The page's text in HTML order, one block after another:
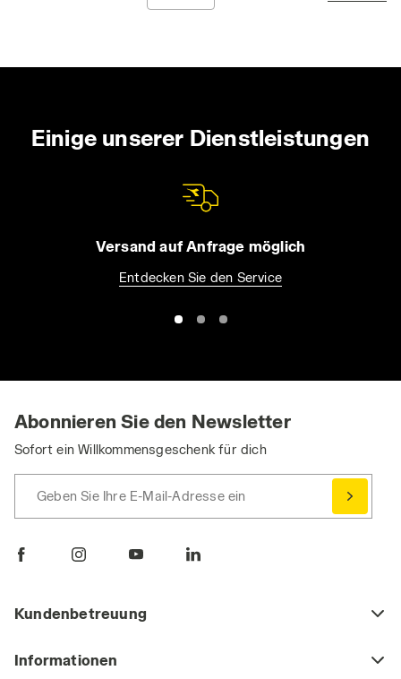
Einige unserer Dienstleistungen
Versand auf Anfrage möglich
Entdecken Sie den Service
Abonnieren Sie den Newsletter
Sofort ein Willkommensgeschenk für dich
Geben Sie Ihre E-Mail-Adresse ein
Kundenbetreuung
Informationen